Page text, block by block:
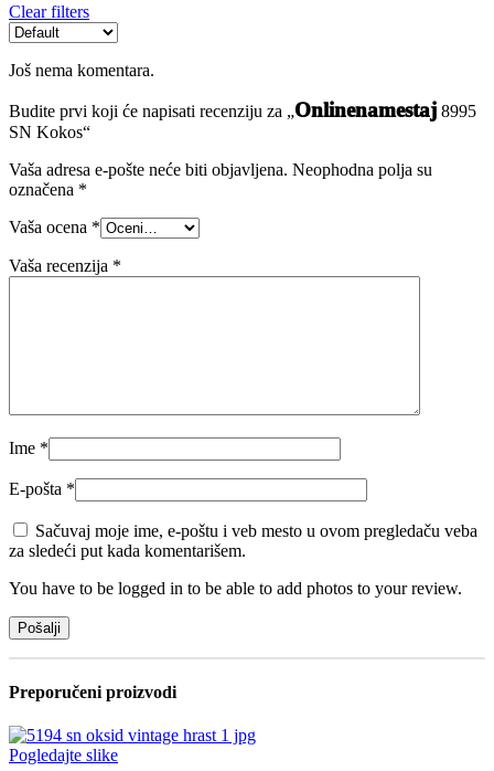
Clear filters
Još nema komentara.
Budite prvi koji će napisati recenziju za „Onlinenamestaj 8995
SN Kokos“
Vaša adresa e-pošte neće biti objavljena. Neophodna polja su
označena *
Vaša ocena *
Vaša recenzija *
Ime *
E-pošta *
Sačuvaj moje ime, e-poštu i veb mesto u ovom pregledaču veba
za sledeći put kada komentarišem.
You have to be logged in to be able to add photos to your review.
Preporučeni proizvodi
Pogledajte slike